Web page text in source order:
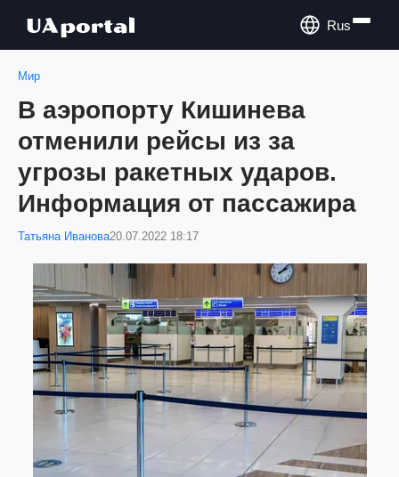
Rus
Мир
В аэропорту Кишинева
отменили рейсы из за
угрозы ракетных ударов.
Информация от пассажира
Татьяна Иванова20.07.2022 18:17